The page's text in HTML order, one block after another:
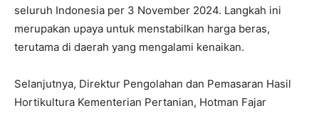
seluruh Indonesia per 3 November 2024. Langkah ini
merupakan upaya untuk menstabilkan harga beras,
terutama di daerah yang mengalami kenaikan.
Selanjutnya, Direktur Pengolahan dan Pemasaran Hasil
Hortikultura Kementerian Pertanian, Hotman Fajar